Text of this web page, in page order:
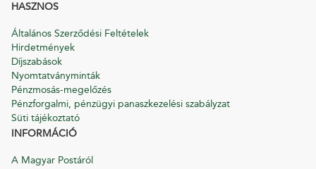
HASZNOS
Általános Szerződési Feltételek
Hirdetmények
Díjszabások
Nyomtatványminták
Pénzmosás-megelőzés
Pénzforgalmi, pénzügyi panaszkezelési szabályzat
Süti tájékoztató
INFORMÁCIÓ
A Magyar Postáról